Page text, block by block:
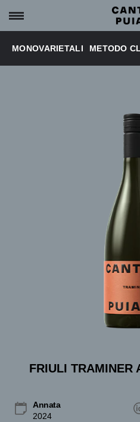
MONOVARIETALI METODO
FRIULI TRAMINER
Annata
2024